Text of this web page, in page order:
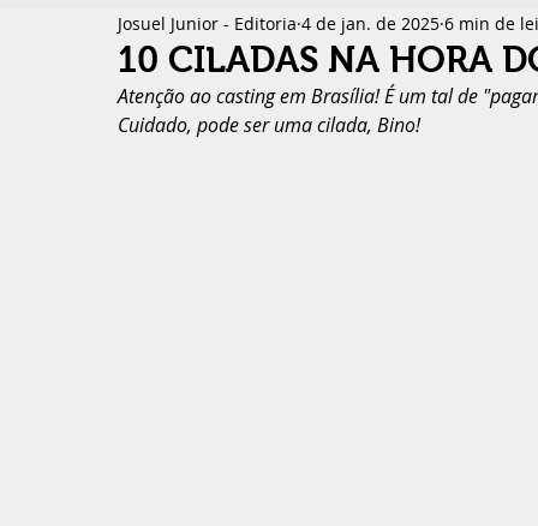
10 CILADAS NA HORA
Josuel Junior - Editoria 4 de jan. de 2025 6 min de
Atenção ao casting em Brasília! É um tal de
Cuidado, pode ser uma cilada, Bino!